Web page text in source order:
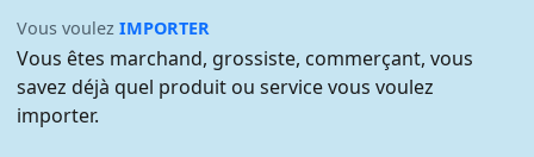
Vous voulezIMPORTER
Vous êtes marchand, grossiste, commerçant, vous
savez déjà quel produit ou service vous voulez
importer.